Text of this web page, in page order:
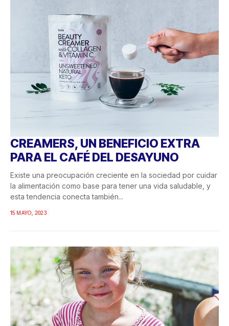
CREAMERS, UN BENEFICIO EXTRA
PARA EL CAFÉ DEL DESAYUNO
Existe una preocupación creciente en la sociedad por cuidar
la alimentación como base para tener una vida saludable, y
esta tendencia conecta también...
15 MAYO, 2023